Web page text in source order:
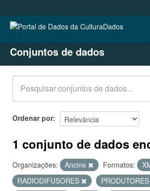
CONJUNTOS DE DADOS
ORGANIZAÇÕES
GRUPOS
SOBRE
Conjuntos de dados
Ordenar por
1 conjunto de dados
Organizações: Ancine Formatos:
RADIODIFUSORES
PRODUTORES